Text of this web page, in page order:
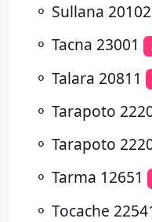
⚬ Sullana 20102
⚬ Tacna 23001
⚬ Talara 20811
⚬ Tarapoto
⚬ Tarapoto
⚬ Tarma 12651
⚬ Tocache